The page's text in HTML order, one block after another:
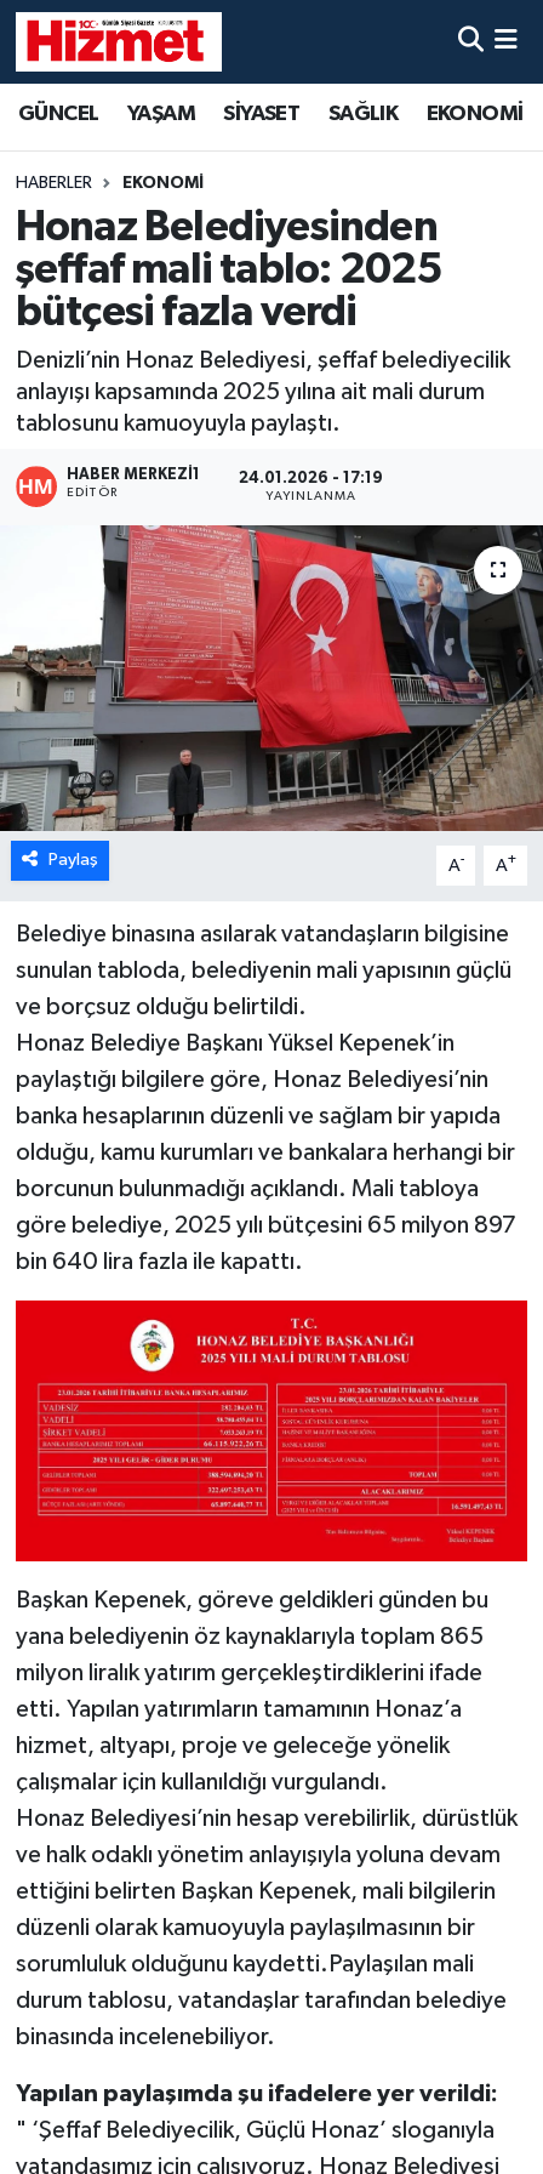
GÜNCEL YAŞAM SİYASET SAĞLIK EKONOMİ
HABERLER EKONOMİ
Honaz Belediyesinden
şeffaf mali tablo: 2025
bütçesi fazla verdi
Denizli’nin Honaz Belediyesi, şeffaf belediyecilik
anlayışı kapsamında 2025 yılına ait mali durum
tablosunu kamuoyuyla paylaştı.
HABER MERKEZI1
EDITÖR
24.01.2026 - 17:19
YAYINLANMA
Paylaş A- A+
Belediye binasına asılarak vatandaşların bilgisine
sunulan tabloda, belediyenin mali yapısının güçlü
ve borçsuz olduğu belirtildi.
Honaz Belediye Başkanı Yüksel Kepenek’in
paylaştığı bilgilere göre, Honaz Belediyesi’nin
banka hesaplarının düzenli ve sağlam bir yapıda
olduğu, kamu kurumları ve bankalara herhangi bir
borcunun bulunmadığı açıklandı. Mali tabloya
göre belediye, 2025 yılı bütçesini 65 milyon 897
bin 640 lira fazla ile kapattı.
Başkan Kepenek, göreve geldikleri günden bu
yana belediyenin öz kaynaklarıyla toplam 865
milyon liralık yatırım gerçekleştirdiklerini ifade
etti. Yapılan yatırımların tamamının Honaz’a
hizmet, altyapı, proje ve geleceğe yönelik
çalışmalar için kullanıldığı vurgulandı.
Honaz Belediyesi’nin hesap verebilirlik, dürüstlük
ve halk odaklı yönetim anlayışıyla yoluna devam
ettiğini belirten Başkan Kepenek, mali bilgilerin
düzenli olarak kamuoyuyla paylaşılmasının bir
sorumluluk olduğunu kaydetti.Paylaşılan mali
durum tablosu, vatandaşlar tarafından belediye
binasında incelenebiliyor.
Yapılan paylaşımda şu ifadelere yer verildi:
" ‘Şeffaf Belediyecilik, Güçlü Honaz’ sloganıyla
vatandaşımız için çalışıyoruz. Honaz Belediyesi
YAŞAM
SİYASET
SAĞLIK
KÜLTÜR SANAT
SPOR
MAGAZİN
ÖZEL HABER
DTO
RESMİ REKLAM
Denizli Hava Durumu
Denizli Trafik Yoğunluk Haritası
Süper Lig Puan Durumu ve Fikstür
Son Dakika Haberleri
Haber Arşivi